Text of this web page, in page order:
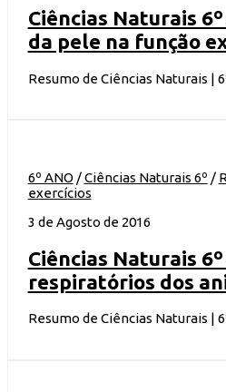
Ciências Naturais
da pele na função
Resumo de Ciências Naturais |
6º ANO /Ciências Naturais 6º /
exercícios
3 de Agosto de 2016
Ciências Naturais
respiratórios dos
Resumo de Ciências Naturais |